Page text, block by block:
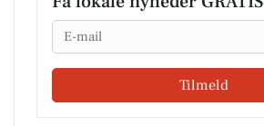
Email
Tilmeld